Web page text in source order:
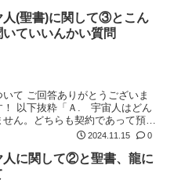
人(聖書)に関して③とこん
ていいんかい質問
て ご回答ありがとうございま
！ 以下抜粋「Ａ. 宇宙人はどん
ん。どちらも契約であって預言
方的で何もかもが不自然です。
2024.11.15 0
人に関して②と聖書、龍に